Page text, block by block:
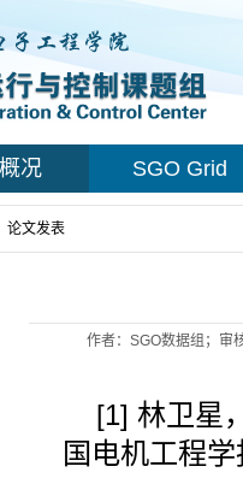
况 SGO Grid
论文发表
作者：SGO数据组；审
[1] 林卫星
国电机工程